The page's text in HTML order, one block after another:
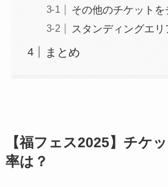
その他のチケットを
スタンディングエリ
まとめ
【福フェス2025】チケ
率は？